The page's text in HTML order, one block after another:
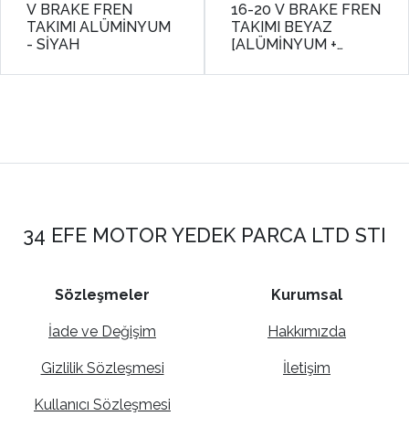
V BRAKE FREN
TAKIMI ALÜMİNYUM
- SİYAH
16-20 V BRAKE FREN
TAKIMI BEYAZ
[ALÜMİNYUM +
34 EFE MOTOR YEDEK PARCA LTD STI
Sözleşmeler
İade ve Değişim
Gizlilik Sözleşmesi
Kullanıcı Sözleşmesi
Kurumsal
Hakkımızda
İletişim